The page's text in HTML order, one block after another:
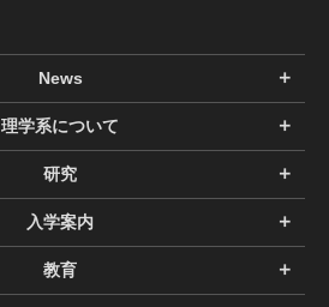
News
理学系について
研究
入学案内
教育